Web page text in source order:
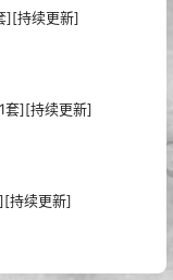
][持续更新]
套][持续更新]
持续更新]